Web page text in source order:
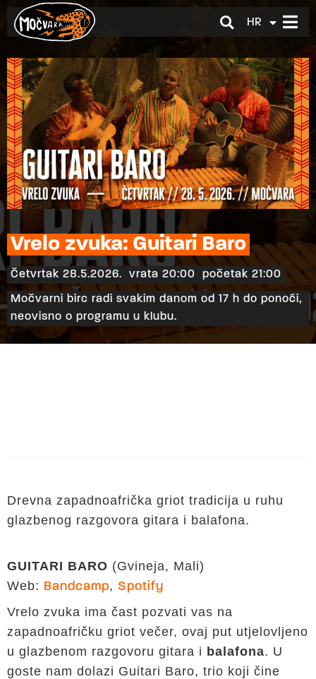
HR
EN
Vrelo zvuka: Guitari Baro
Četvrtak 28.5.2026. vrata 20:00 početak 21:00
Močvarni birc radi svakim danom od 17 h do ponoći,
neovisno o programu u klubu.
Drevna zapadnoafrička griot tradicija u ruhu
glazbenog razgovora gitara i balafona.
GUITARI BARO (Gvineja, Mali)
Web: Bandcamp, Spotify
Vrelo zvuka ima čast pozvati vas na
zapadnoafričku griot večer, ovaj put utjelovljeno
u glazbenom razgovoru gitara i balafona. U
goste nam dolazi Guitari Baro, trio koji čine